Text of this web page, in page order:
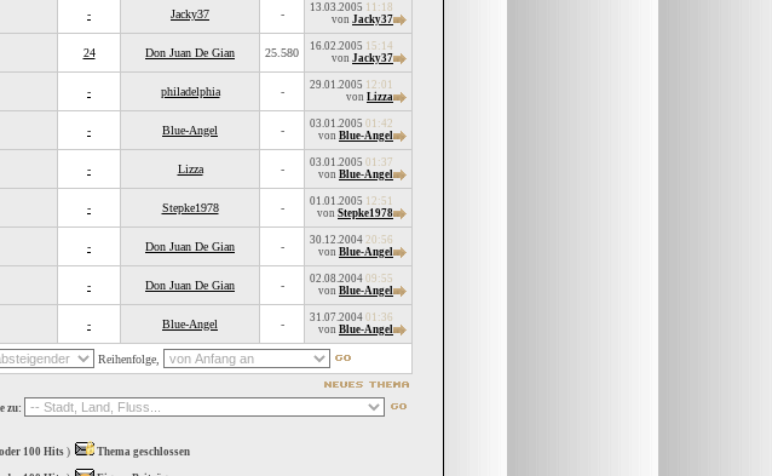
- Jacky37 - 13.03.2005 11:18
von Jacky37
24 Don Juan De Gian 25.580 16.02.2005 15:14
von Jacky37
- philadelphia - 29.01.2005 12:01
von Lizza
- Blue-Angel - 03.01.2005 01:42
von Blue-Angel
- Lizza - 03.01.2005 01:37
von Blue-Angel
- Stepke1978 - 01.01.2005 12:51
von Stepke1978
- Don Juan De Gian - 30.12.2004 20:56
von Blue-Angel
- Don Juan De Gian - 02.08.2004 09:55
von Blue-Angel
- Blue-Angel - 31.07.2004 01:36
von Blue-Angel
Reihenfolge,
zu:
100 Hits ) Thema geschlossen